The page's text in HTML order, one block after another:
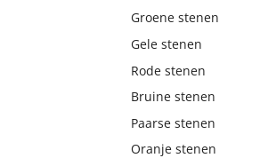
Groene stenen
Gele stenen
Rode stenen
Bruine stenen
Paarse stenen
Oranje stenen